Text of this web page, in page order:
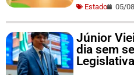
Estado 05/
Júnior
dia sem
Legislativa